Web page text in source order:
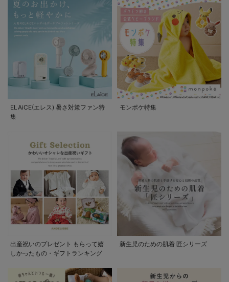
ELAiCE(エレス) 暑さ対策ファン特
集
モンポケ特集
出産祝いのプレゼント もらって嬉
しかったもの・ギフトランキング
新生児のための肌着 匠シリーズ